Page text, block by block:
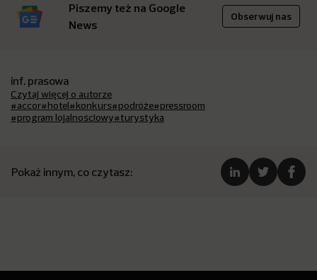
Piszemy też na Google
News
Obserwuj nas
inf. prasowa
Czytaj więcej o autorze
#accor#hotel#konkurs#podróże#pressroom
#program lojalnościowy#turystyka
Pokaż innym, co czytasz: